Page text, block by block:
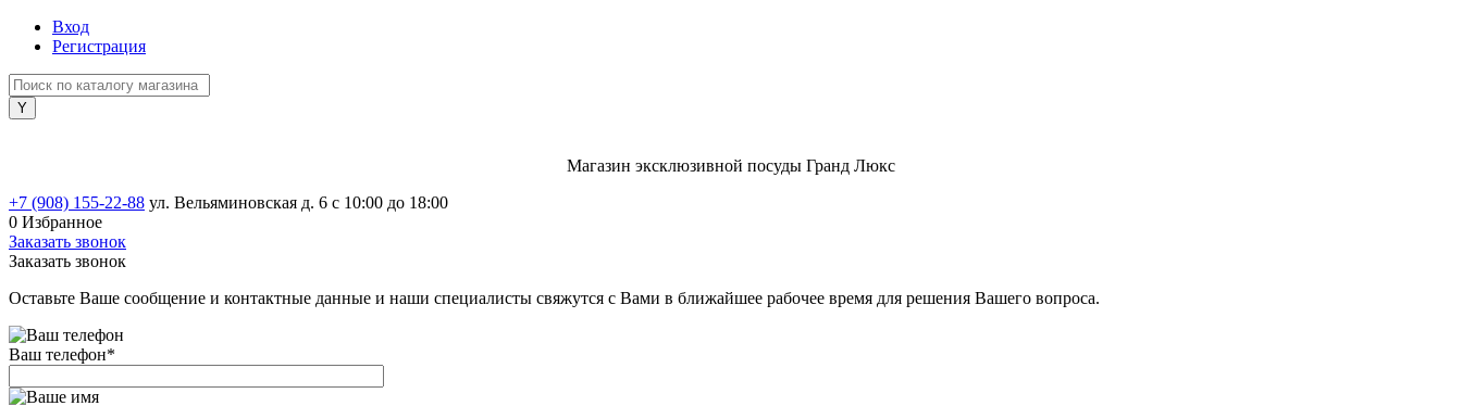
Вход
Регистрация
Магазин эксклюзивной посуды Гранд Люкс
+7 (908) 155-22-88 ул. Вельяминовская д. 6 с 10:00 до 18:00
0 Избранное
Заказать звонок
Заказать звонок
Оставьте Ваше сообщение и контактные данные и наши специалисты свяжутся с Вами в ближайшее рабочее время для решения Вашего вопроса.
Ваш телефон*